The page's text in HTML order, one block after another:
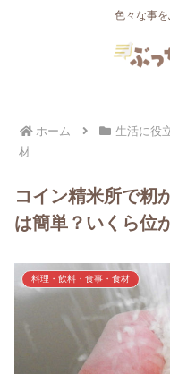
色々な事
ホーム 生活に役
材
コイン精米所で籾
は簡単？いくら位
料理・飲料・食事・食材